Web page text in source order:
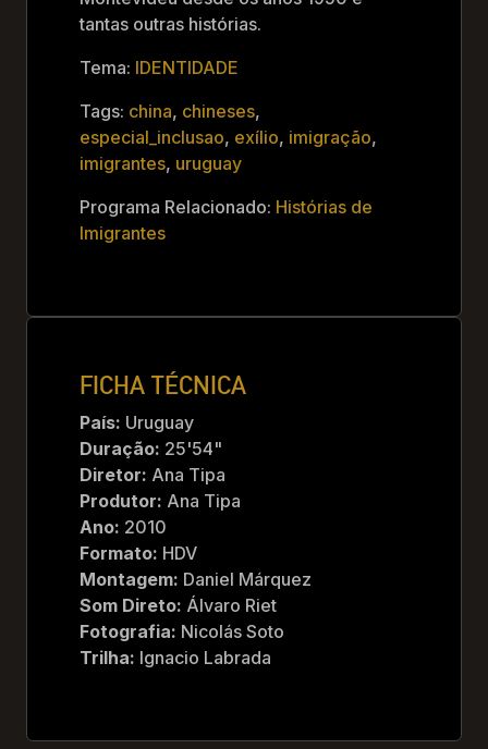
tantas outras histórias.
Tema: IDENTIDADE
Tags: china, chineses,
especial_inclusao, exílio, imigração,
imigrantes, uruguay
Programa Relacionado: Histórias de
Imigrantes
FICHA TÉCNICA
País: Uruguay
Duração: 25'54"
Diretor: Ana Tipa
Produtor: Ana Tipa
Ano: 2010
Formato: HDV
Montagem: Daniel Márquez
Som Direto: Álvaro Riet
Fotografia: Nicolás Soto
Trilha: Ignacio Labrada